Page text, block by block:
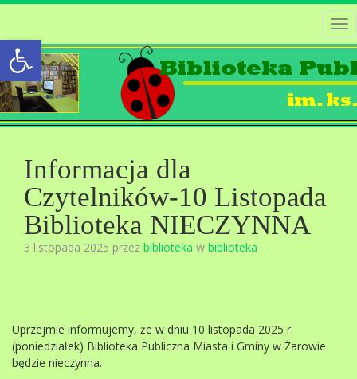
Open toolbar
Informacja dla
Czytelników-10 Listopada
Biblioteka NIECZYNNA
3 listopada 2025 przez biblioteka w biblioteka
Uprzejmie informujemy, że w dniu 10 listopada 2025 r.
(poniedziałek) Biblioteka Publiczna Miasta i Gminy w Żarowie
będzie nieczynna.